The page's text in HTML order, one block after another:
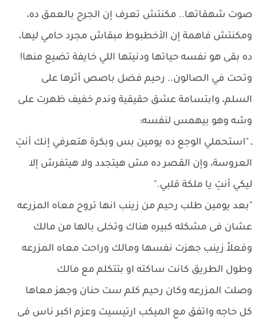
صوت شهقاتها.. مكنتش تعرف إن الجرح بالعمق ده،
ومكنتش فاهمة إن الأخطبوط مبقاش مجرد حامي ليها،
ده بقى هو نفسه حياتها ودنيتها اللي خايفة تضيع منها!
وتحت في الصالون.. رحيم فضل باصص أثرها على
السلم، وابتسامة عشق حقيقية وندم خفيف ظهرت على
وشه وهو بيهمس لنفسه:
ـ "استحملي الوجع ده يومين بس وبكرة هتعرفي إنك أنتِ
العروسة، وإن القصر ده مش هيتجدد ولا هيتفرش إلا
ليكي أنتِ يا ملكة قلبي."
"بعد يومين طلب رحيم من زينب انها تروح معاه المزرعه
عشان فى مشكله كبيره هناك وتخلى بالها من مالك
وفعلاً زينب جهزت نفسها ومالك وراحت معاه المزرعه
وطول الطريق كانت ساكته او بتتكلم مع مالك
وصلت المزرعه وكان رحيم كلم ست حنان وجهز معاها
كل حاجه واتفق مع الميكب ارتيسيت وعزم اكبر ناس فى